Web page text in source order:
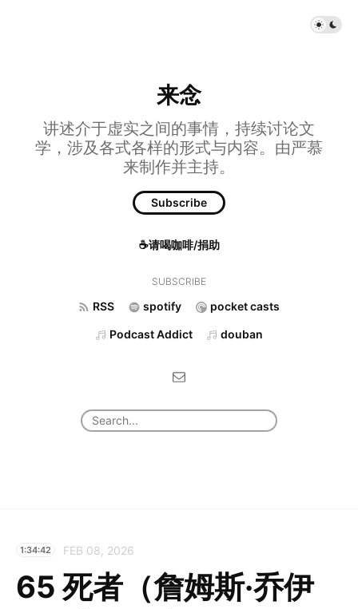
来念
讲述介于虚实之间的事情，持续讨论文
学，涉及各式各样的形式与内容。由严慕
来制作并主持。
Subscribe
☕请喝咖啡/捐助
SUBSCRIBE
RSS spotify pocket casts
Podcast Addict douban
1:34:42 FEB 08, 2026
65 死者（詹姆斯·乔伊